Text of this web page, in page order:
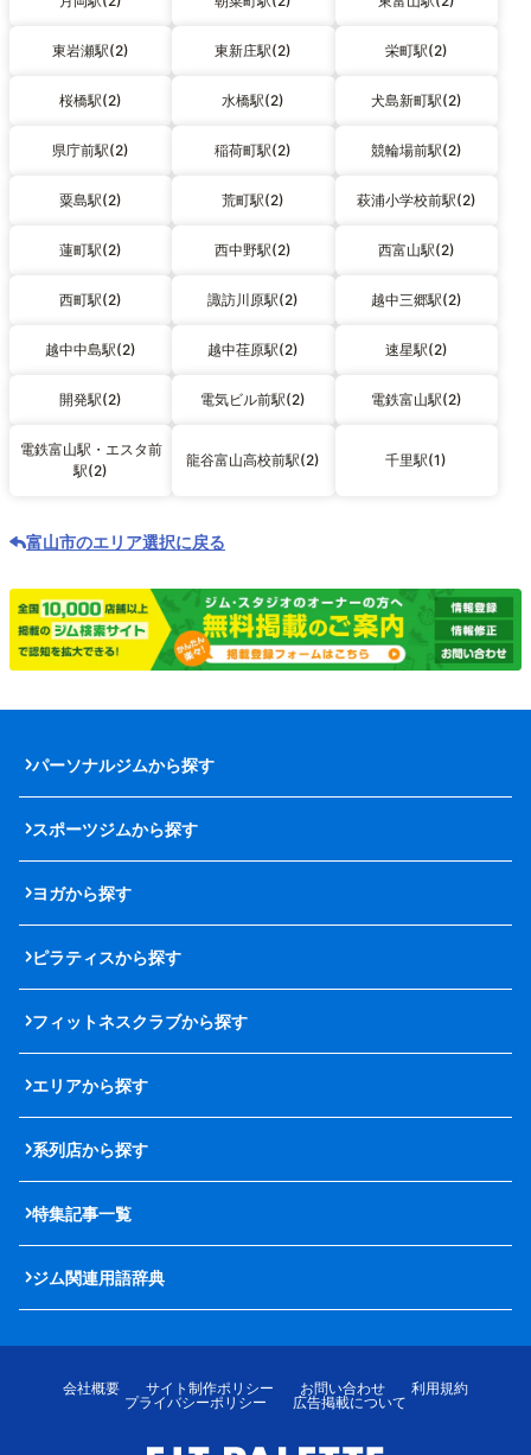
東岩瀬駅(2) 東新庄駅(2) 栄町駅(2)
桜橋駅(2) 水橋駅(2) 犬島新町駅(2)
県庁前駅(2) 稲荷町駅(2) 競輪場前駅(2)
粟島駅(2) 荒町駅(2) 萩浦小学校前駅(2)
蓮町駅(2) 西中野駅(2) 西富山駅(2)
西町駅(2) 諏訪川原駅(2) 越中三郷駅(2)
越中中島駅(2) 越中荏原駅(2) 速星駅(2)
開発駅(2) 電気ビル前駅(2) 電鉄富山駅(2)
電鉄富山駅・エスタ前
駅(2)
龍谷富山高校前駅(2) 千里駅(1)
富山市のエリア選択に戻る
パーソナルジムから探す
スポーツジムから探す
ヨガから探す
ピラティスから探す
フィットネスクラブから探す
エリアから探す
系列店から探す
特集記事一覧
ジム関連用語辞典
会社概要 サイト制作ポリシー お問い合わせ
利用規約
プライバシーポリシー
広告掲載について